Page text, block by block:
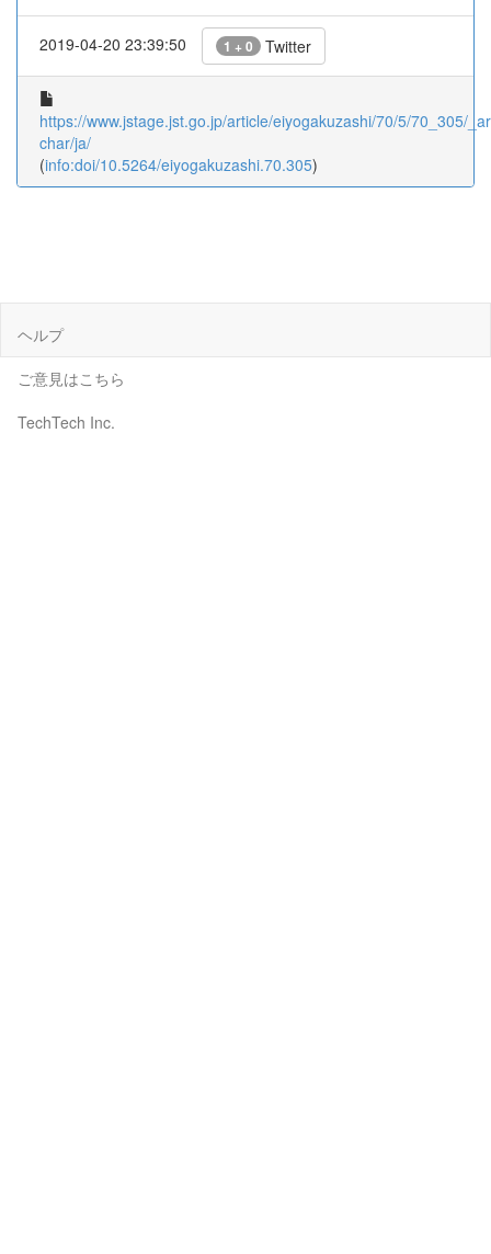
2019-04-20 23:39:50 1 + 0 Twitter
https://www.jstage.jst.go.jp/article/eiyogakuzashi/70/5/70_305/
char/ja/
(info:doi/10.5264/eiyogakuzashi.70.305)
ヘルプ
ご意見はこちら
TechTech Inc.